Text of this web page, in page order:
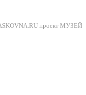
проект МУЗЕЙ